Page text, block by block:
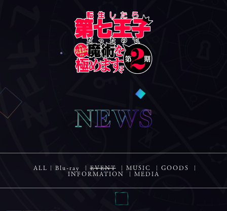
ALL Blu-ray EVENT MUSIC
GOODS
INFORMATION
MEDIA